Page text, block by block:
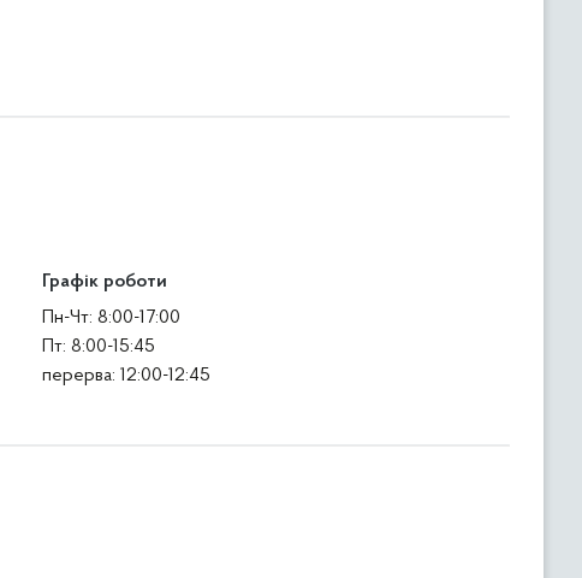
Графік роботи
Пн-Чт: 8:00-17:00
Пт: 8:00-15:45
перерва: 12:00-12:45